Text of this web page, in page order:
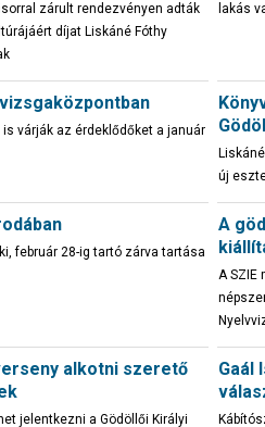
zárult rendezvényen adták
díjat Liskáné Fóthy
lakás
várják az érdeklődőket a január
új
február 28-ig tartó zárva tartása
A
A SZIE
alkotni szerető
jelentkezni a Gödöllői Királyi
Gaál